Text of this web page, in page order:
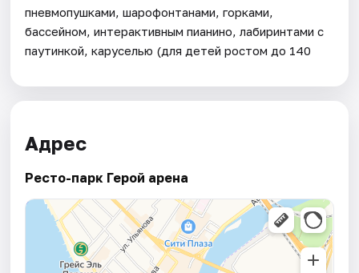
пневмопушками, шарофонтанами, горками,
бассейном, интерактивным пианино, лабиринтами с
паутинкой, каруселью (для детей ростом до 140
Адрес
Ресто-парк Герой арена